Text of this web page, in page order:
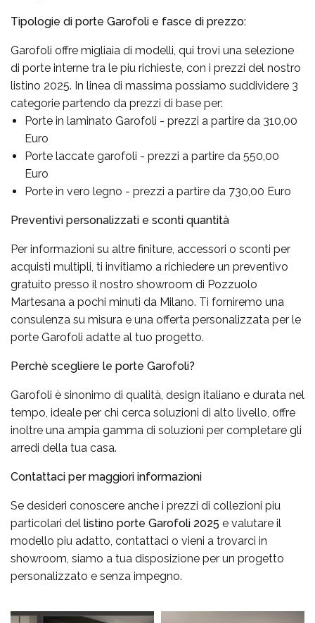
Tipologie di porte Garofoli e fasce di prezzo:
Garofoli offre migliaia di modelli, qui trovi una selezione
di porte interne tra le piu richieste, con i prezzi del nostro
listino 2025. In linea di massima possiamo suddividere 3
categorie partendo da prezzi di base per:
Porte in laminato Garofoli - prezzi a partire da 310,00
Euro
Porte laccate garofoli - prezzi a partire da 550,00
Euro
Porte in vero legno - prezzi a partire da 730,00 Euro
Preventivi personalizzati e sconti quantità
Per informazioni su altre finiture, accessori o sconti per
acquisti multipli, ti invitiamo a richiedere un preventivo
gratuito presso il nostro showroom di Pozzuolo
Martesana a pochi minuti da Milano. Ti forniremo una
consulenza su misura e una offerta personalizzata per le
porte Garofoli adatte al tuo progetto.
Perchè scegliere le porte Garofoli?
Garofoli è sinonimo di qualità, design italiano e durata nel
tempo, ideale per chi cerca soluzioni di alto livello, offre
inoltre una ampia gamma di soluzioni per completare gli
arredi della tua casa.
Contattaci per maggiori informazioni
Se desideri conoscere anche i prezzi di collezioni piu
particolari del listino porte Garofoli 2025 e valutare il
modello piu adatto, contattaci o vieni a trovarci in
showroom, siamo a tua disposizione per un progetto
personalizzato e senza impegno.